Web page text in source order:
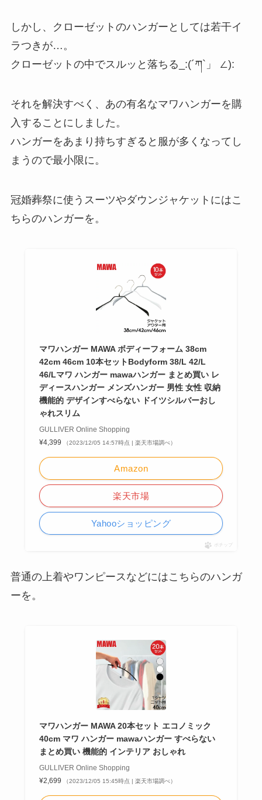
しかし、クローゼットのハンガーとしては若干イ
ラつきが…。
クローゼットの中でスルッと落ちる_:(´ཀ`」 ∠):
それを解決すべく、あの有名なマワハンガーを購
入することにしました。
ハンガーをあまり持ちすぎると服が多くなってし
まうので最小限に。
冠婚葬祭に使うスーツやダウンジャケットにはこ
ちらのハンガーを。
マワハンガー MAWA ボディーフォーム 38cm
42cm 46cm 10本セットBodyform 38/L 42/L
46/Lマワ ハンガー mawaハンガー まとめ買い レ
ディースハンガー メンズハンガー 男性 女性 収納
機能的 デザインすべらない ドイツシルバーおし
ゃれスリム
GULLIVER Online Shopping
¥4,399
（2023/12/05 14:57時点 | 楽天市場調べ）
Amazon
楽天市場
Yahooショッピング
ポチップ
普通の上着やワンピースなどにはこちらのハンガ
ーを。
マワハンガー MAWA 20本セット エコノミック
40cm マワ ハンガー mawaハンガー すべらない
まとめ買い 機能的 インテリア おしゃれ
GULLIVER Online Shopping
¥2,699
（2023/12/05 15:45時点 | 楽天市場調べ）